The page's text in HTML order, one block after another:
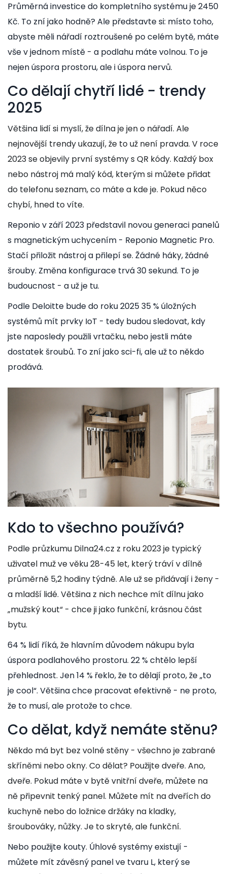
Průměrná investice do kompletního systému je 2450
Kč. To zní jako hodně? Ale představte si: místo toho,
abyste měli nářadí roztroušené po celém bytě, máte
vše v jednom místě - a podlahu máte volnou. To je
nejen úspora prostoru, ale i úspora nervů.
Co dělají chytří lidé - trendy
2025
Většina lidí si myslí, že dílna je jen o nářadí. Ale
nejnovější trendy ukazují, že to už není pravda. V roce
2023 se objevily první systémy s QR kódy. Každý box
nebo nástroj má malý kód, kterým si můžete přidat
do telefonu seznam, co máte a kde je. Pokud něco
chybí, hned to víte.
Reponio v září 2023 představil novou generaci panelů
s magnetickým uchycením - Reponio Magnetic Pro.
Stačí přiložit nástroj a přilepí se. Žádné háky, žádné
šrouby. Změna konfigurace trvá 30 sekund. To je
budoucnost - a už je tu.
Podle Deloitte bude do roku 2025 35 % úložných
systémů mít prvky IoT - tedy budou sledovat, kdy
jste naposledy použili vrtačku, nebo jestli máte
dostatek šroubů. To zní jako sci-fi, ale už to někdo
prodává.
Kdo to všechno používá?
Podle průzkumu Dilna24.cz z roku 2023 je typický
uživatel muž ve věku 28-45 let, který tráví v dílně
průměrně 5,2 hodiny týdně. Ale už se přidávají i ženy -
a mladší lidé. Většina z nich nechce mít dílnu jako
„mužský kout“ - chce ji jako funkční, krásnou část
bytu.
64 % lidí říká, že hlavním důvodem nákupu byla
úspora podlahového prostoru. 22 % chtělo lepší
přehlednost. Jen 14 % řeklo, že to dělají proto, že „to
je cool“. Většina chce pracovat efektivně - ne proto,
že to musí, ale protože to chce.
Co dělat, když nemáte stěnu?
Někdo má byt bez volné stěny - všechno je zabrané
skříněmi nebo okny. Co dělat? Použijte dveře. Ano,
dveře. Pokud máte v bytě vnitřní dveře, můžete na
ně připevnit tenký panel. Můžete mít na dveřích do
kuchyně nebo do ložnice držáky na kladky,
šroubováky, nůžky. Je to skryté, ale funkční.
Nebo použijte kouty. Úhlové systémy existují -
můžete mít závěsný panel ve tvaru L, který se